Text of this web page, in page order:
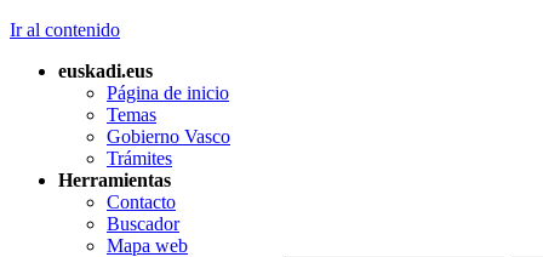
Ir al contenido
euskadi.eus
Página de inicio
Temas
Gobierno Vasco
Trámites
Herramientas
Contacto
Buscador
Mapa web